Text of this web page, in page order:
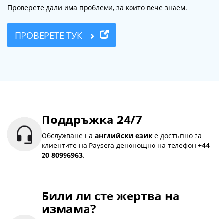
Проверете дали има проблеми, за които вече знаем.
ПРОВЕРЕТЕ ТУК
Поддръжка 24/7
Обслужване на английски език е достъпно за
клиентите на Paysera денонощно на телефон +44
20 80996963.
Били ли сте жертва на
измама?